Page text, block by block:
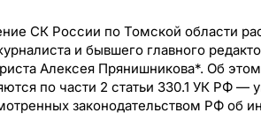
СК России по Томской области
и бывшего главного
Алексея Прянишникова*. Об
по части 2 статьи 330.1 УК РФ —
законодательством РФ об